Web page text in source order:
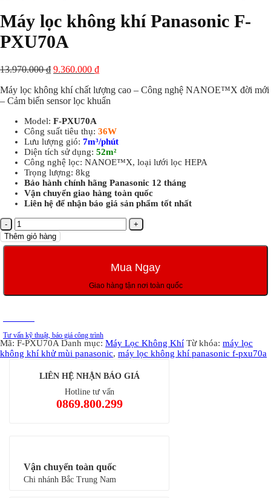
Máy lọc không khí Panasonic F-
PXU70A
13.970.000₫ 9.360.000 ₫
Máy lọc không khí chất lượng cao – Công nghệ NANOE™X đời mới
– Cảm biến sensor lọc khuẩn
Model: F-PXU70A
Công suất tiêu thụ: 36W
Lưu lượng gió: 7m³/phút
Diện tích sử dụng: 52m²
Công nghệ lọc: NANOE™X, loại lưới lọc HEPA
Trọng lượng: 8kg
Bảo hành chính hãng Panasonic 12 tháng
Vận chuyển giao hàng toàn quốc
Liên hệ để nhận báo giá sản phẩm tốt nhất
Máy
lọc
không
số
Thêm giỏ hàng
Mua Ngay
Giao hàng tận nơi toàn quốc
Tư vấn kỹ thuật, báo giá công trình
Mã: F-PXU70A Danh mục: Máy Lọc Không Khí Từ khóa: máy lọc
không khí khử mùi panasonic, máy lọc không khí panasonic f-pxu70a
LIÊN HỆ NHẬN BÁO GIÁ
Hotline tư vấn
0869.800.299
Vận chuyển toàn quốc
Chi nhánh Bắc Trung Nam